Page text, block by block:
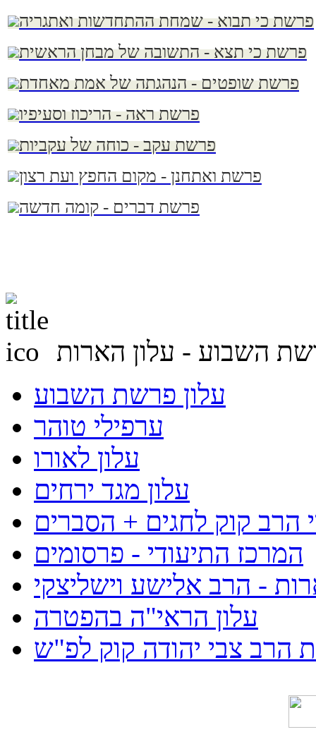
פרשת כי תבוא - שמחת ההתחדשות ואתגריה
פרשת כי תצא - התשובה של מבחן הראשית
פרשת שופטים - הנהגתה של אמת מאחדת
פרשת ראה - הריכוז וסעיפיו
פרשת עקב - כוחה של עקביות
פרשת ואתחנן - מקום החפץ ועת רצון
פרשת דברים - קומה חדשה
השבוע - עלון הארות
עלון פרשת השבוע
ערפילי טוהר
עלון לאורו
עלון מגד ירחים
הרב קוק לחגים + הסברים
המרכז התיעודי - פרסומים
- הרב אלישע וישליצקי
עלון הראי"ה בהפטרה
הרב צבי יהודה קוק לפ"ש